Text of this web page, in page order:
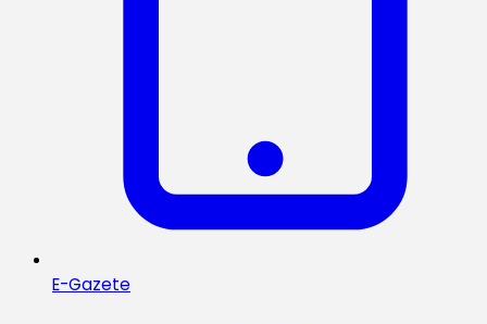
E-Gazete